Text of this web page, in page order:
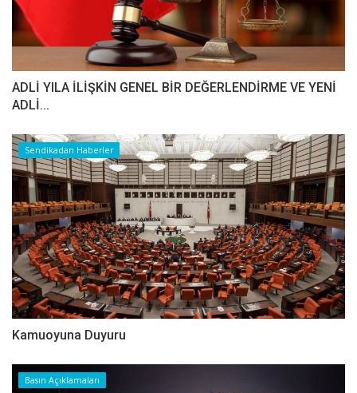
ADLİ YILA İLİŞKİN GENEL BİR DEĞERLENDİRME VE YENİ
ADLİ...
Sendikadan Haberler
Kamuoyuna Duyuru
Basın Açıklamaları